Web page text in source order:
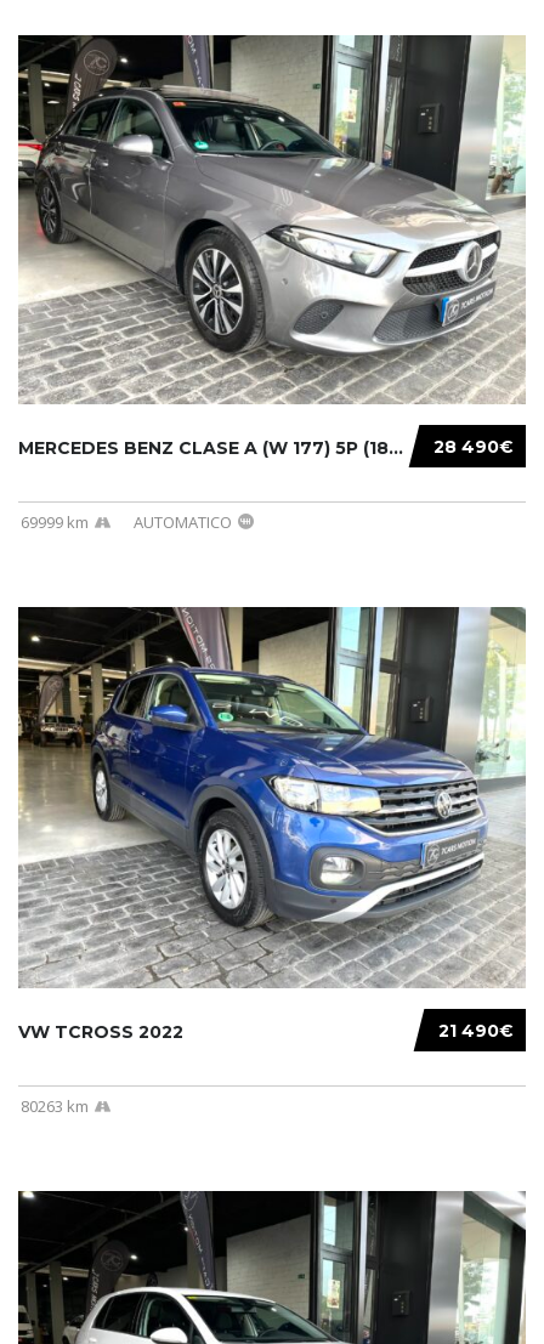
28 490€
MERCEDES BENZ CLASE A (W 177) 5P (18-) 2020....
69999 km AUTOMATICO
21 490€
VW TCROSS 2022
80263 km